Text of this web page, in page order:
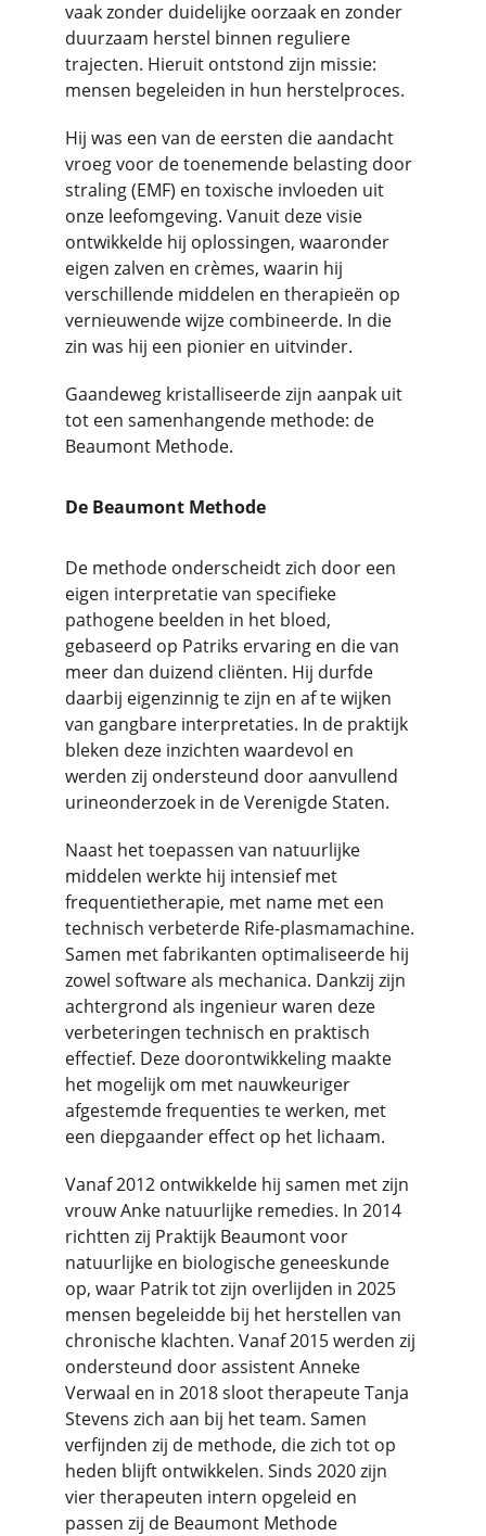
vaak zonder duidelijke oorzaak en zonder
duurzaam herstel binnen reguliere
trajecten. Hieruit ontstond zijn missie:
mensen begeleiden in hun herstelproces.
Hij was een van de eersten die aandacht
vroeg voor de toenemende belasting door
straling (EMF) en toxische invloeden uit
onze leefomgeving. Vanuit deze visie
ontwikkelde hij oplossingen, waaronder
eigen zalven en crèmes, waarin hij
verschillende middelen en therapieën op
vernieuwende wijze combineerde. In die
zin was hij een pionier en uitvinder.
Gaandeweg kristalliseerde zijn aanpak uit
tot een samenhangende methode: de
Beaumont Methode.
De Beaumont Methode
De methode onderscheidt zich door een
eigen interpretatie van specifieke
pathogene beelden in het bloed,
gebaseerd op Patriks ervaring en die van
meer dan duizend cliënten. Hij durfde
daarbij eigenzinnig te zijn en af te wijken
van gangbare interpretaties. In de praktijk
bleken deze inzichten waardevol en
werden zij ondersteund door aanvullend
urineonderzoek in de Verenigde Staten.
Naast het toepassen van natuurlijke
middelen werkte hij intensief met
frequentietherapie, met name met een
technisch verbeterde Rife-plasmamachine.
Samen met fabrikanten optimaliseerde hij
zowel software als mechanica. Dankzij zijn
achtergrond als ingenieur waren deze
verbeteringen technisch en praktisch
effectief. Deze doorontwikkeling maakte
het mogelijk om met nauwkeuriger
afgestemde frequenties te werken, met
een diepgaander effect op het lichaam.
Vanaf 2012 ontwikkelde hij samen met zijn
vrouw Anke natuurlijke remedies. In 2014
richtten zij Praktijk Beaumont voor
natuurlijke en biologische geneeskunde
op, waar Patrik tot zijn overlijden in 2025
mensen begeleidde bij het herstellen van
chronische klachten. Vanaf 2015 werden zij
ondersteund door assistent Anneke
Verwaal en in 2018 sloot therapeute Tanja
Stevens zich aan bij het team. Samen
verfijnden zij de methode, die zich tot op
heden blijft ontwikkelen. Sinds 2020 zijn
vier therapeuten intern opgeleid en
passen zij de Beaumont Methode